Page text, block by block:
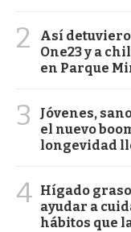
2
Así
One23 y a
en Parque
3
Jóvenes,
el nuevo
longevidad
4 Hígado
ayudar a
hábitos que